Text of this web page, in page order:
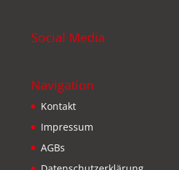
Social Media
Navigation
Kontakt
Impressum
AGBs